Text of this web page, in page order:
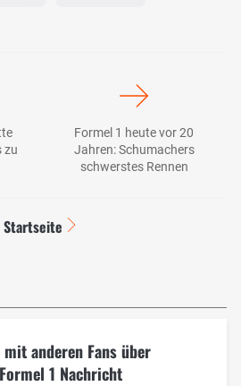
zu
Formel 1 heute vor 20
Jahren: Schumachers
schwerstes Rennen
Startseite
anderen Fans über
1 Nachricht